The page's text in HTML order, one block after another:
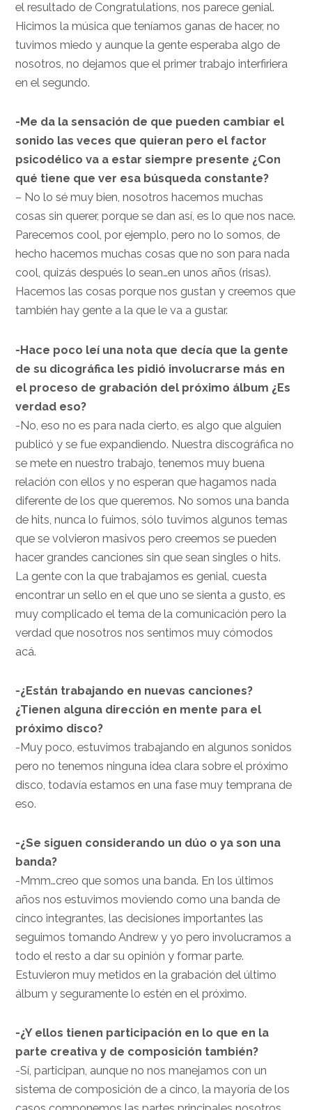
el resultado de Congratulations, nos parece genial.
Hicimos la música que teníamos ganas de hacer, no
tuvimos miedo y aunque la gente esperaba algo de
nosotros, no dejamos que el primer trabajo interfiriera
en el segundo.
-Me da la sensación de que pueden cambiar el
sonido las veces que quieran pero el factor
psicodélico va a estar siempre presente ¿Con
qué tiene que ver esa búsqueda constante?
– No lo sé muy bien, nosotros hacemos muchas
cosas sin querer, porque se dan así, es lo que nos nace.
Parecemos cool, por ejemplo, pero no lo somos, de
hecho hacemos muchas cosas que no son para nada
cool, quizás después lo sean…en unos años (risas).
Hacemos las cosas porque nos gustan y creemos que
también hay gente a la que le va a gustar.
-Hace poco leí una nota que decía que la gente
de su dicográfica les pidió involucrarse más en
el proceso de grabación del próximo álbum ¿Es
verdad eso?
-No, eso no es para nada cierto, es algo que alguien
publicó y se fue expandiendo. Nuestra discográfica no
se mete en nuestro trabajo, tenemos muy buena
relación con ellos y no esperan que hagamos nada
diferente de los que queremos. No somos una banda
de hits, nunca lo fuimos, sólo tuvimos algunos temas
que se volvieron masivos pero creemos se pueden
hacer grandes canciones sin que sean singles o hits.
La gente con la que trabajamos es genial, cuesta
encontrar un sello en el que uno se sienta a gusto, es
muy complicado el tema de la comunicación pero la
verdad que nosotros nos sentimos muy cómodos
acá.
-¿Están trabajando en nuevas canciones?
¿Tienen alguna dirección en mente para el
próximo disco?
-Muy poco, estuvimos trabajando en algunos sonidos
pero no tenemos ninguna idea clara sobre el próximo
disco, todavía estamos en una fase muy temprana de
eso.
-¿Se siguen considerando un dúo o ya son una
banda?
-Mmm…creo que somos una banda. En los últimos
años nos estuvimos moviendo como una banda de
cinco integrantes, las decisiones importantes las
seguimos tomando Andrew y yo pero involucramos a
todo el resto a dar su opinión y formar parte.
Estuvieron muy metidos en la grabación del último
álbum y seguramente lo estén en el próximo.
-¿Y ellos tienen participación en lo que en la
parte creativa y de composición también?
-Sí, participan, aunque no nos manejamos con un
sistema de composición de a cinco, la mayoría de los